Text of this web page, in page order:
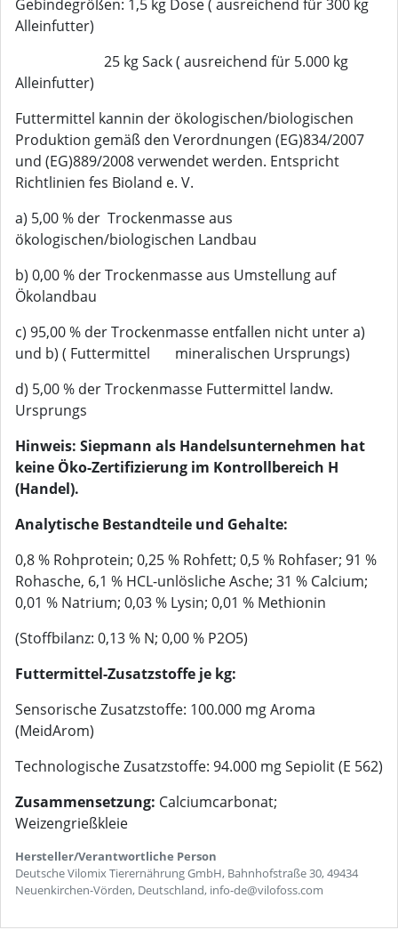
Gebindegrößen: 1,5 kg Dose ( ausreichend für 300 kg
Alleinfutter)
25 kg Sack ( ausreichend für 5.000 kg
Alleinfutter)
Futtermittel kannin der ökologischen/biologischen
Produktion gemäß den Verordnungen (EG)834/2007
und (EG)889/2008 verwendet werden. Entspricht
Richtlinien fes Bioland e. V.
a) 5,00 % der Trockenmasse aus
ökologischen/biologischen Landbau
b) 0,00 % der Trockenmasse aus Umstellung auf
Ökolandbau
c) 95,00 % der Trockenmasse entfallen nicht unter a)
und b) ( Futtermittel mineralischen Ursprungs)
d) 5,00 % der Trockenmasse Futtermittel landw.
Ursprungs
Hinweis: Siepmann als Handelsunternehmen hat
keine Öko-Zertifizierung im Kontrollbereich H
(Handel).
Analytische Bestandteile und Gehalte:
0,8 % Rohprotein; 0,25 % Rohfett; 0,5 % Rohfaser; 91 %
Rohasche, 6,1 % HCL-unlösliche Asche; 31 % Calcium;
0,01 % Natrium; 0,03 % Lysin; 0,01 % Methionin
(Stoffbilanz: 0,13 % N; 0,00 % P2O5)
Futtermittel-Zusatzstoffe je kg:
Sensorische Zusatzstoffe: 100.000 mg Aroma
(MeidArom)
Technologische Zusatzstoffe: 94.000 mg Sepiolit (E 562)
Zusammensetzung: Calciumcarbonat;
Weizengrießkleie
Hersteller/Verantwortliche Person
Deutsche Vilomix Tierernährung GmbH, Bahnhofstraße 30, 49434
Neuenkirchen-Vörden, Deutschland, info-de@vilofoss.com